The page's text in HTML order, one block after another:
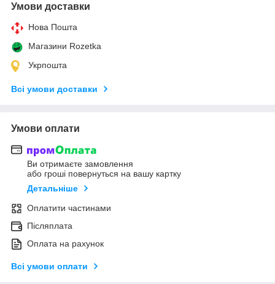
Умови доставки
Нова Пошта
Магазини Rozetka
Укрпошта
Всі умови доставки
Умови оплати
Ви отримаєте замовлення
або гроші повернуться на вашу картку
Детальніше
Оплатити частинами
Післяплата
Оплата на рахунок
Всі умови оплати